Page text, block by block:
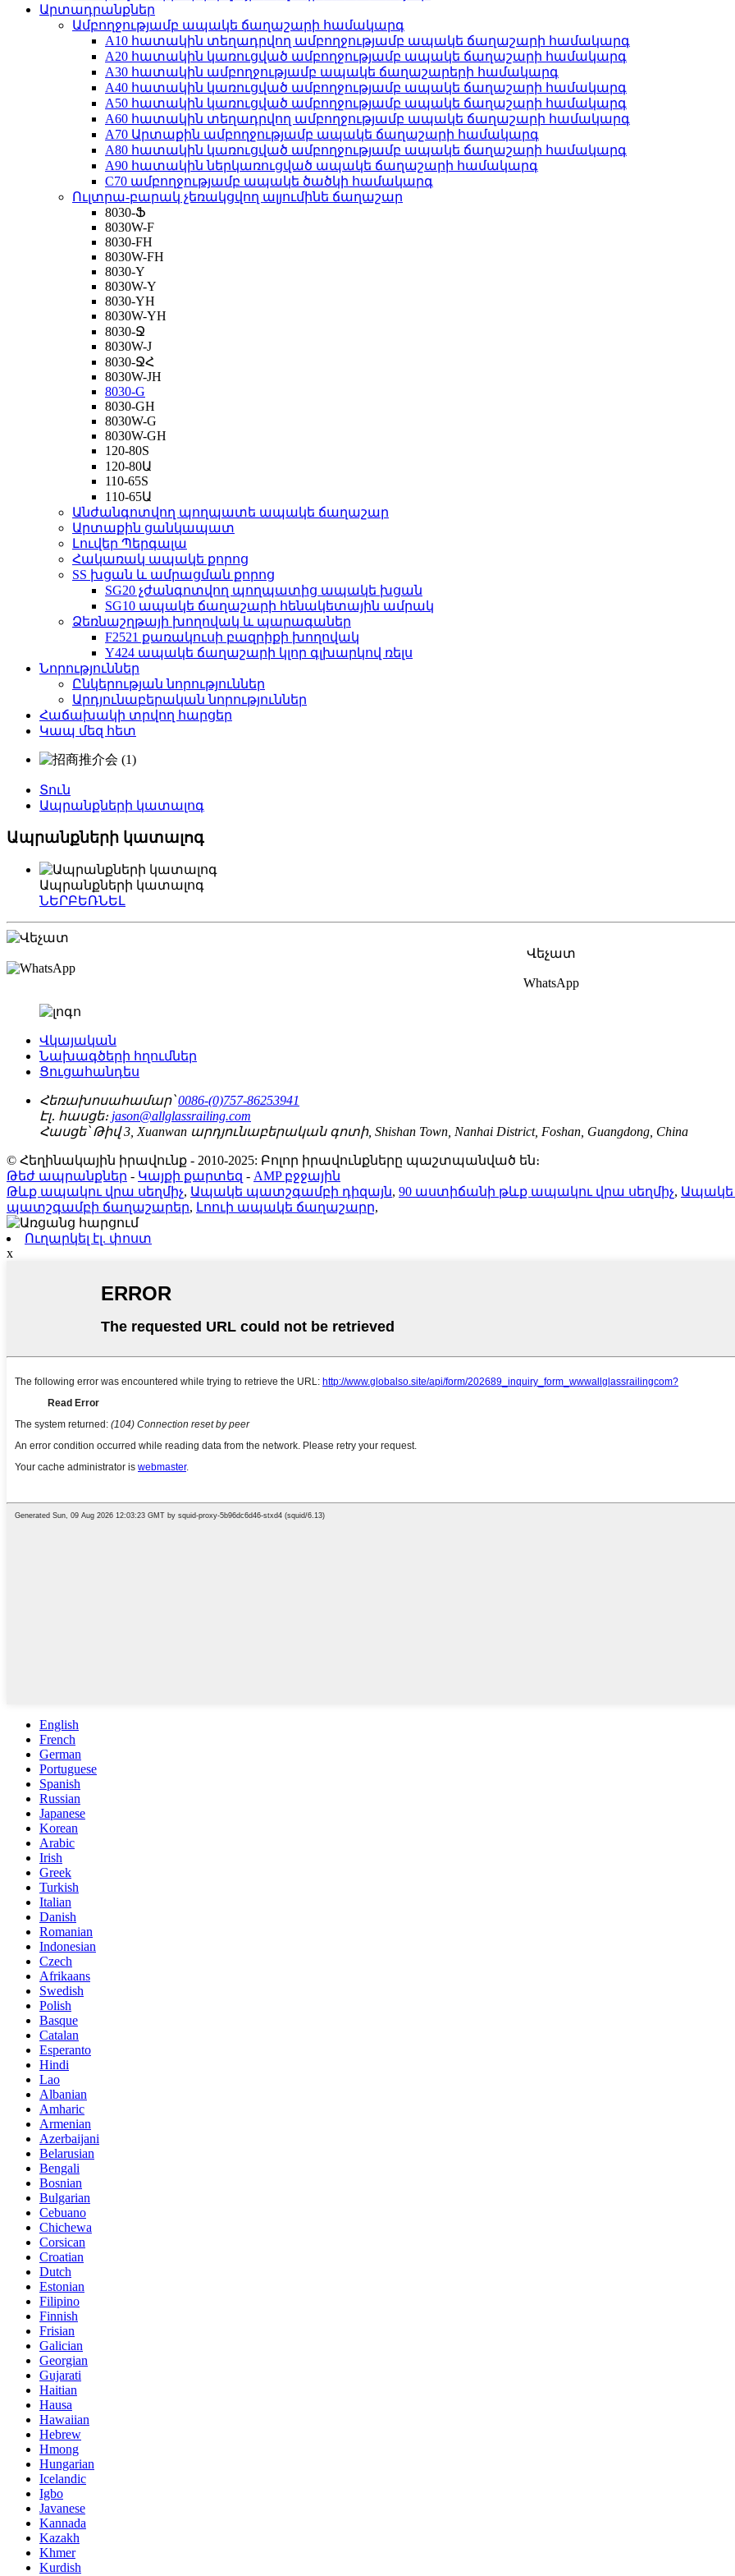
Արտադրանքներ
Ամբողջությամբ ապակե ճաղաշարի համակարգ
A10 հատակին տեղադրվող ամբողջությամբ ապակե ճաղաշարի համակարգ
A20 հատակին կառուցված ամբողջությամբ ապակե ճաղաշարի համակարգ
A30 հատակին ամբողջությամբ ապակե ճաղաշարերի համակարգ
A40 հատակին կառուցված ամբողջությամբ ապակե ճաղաշարի համակարգ
A50 հատակին կառուցված ամբողջությամբ ապակե ճաղաշարի համակարգ
A60 հատակին տեղադրվող ամբողջությամբ ապակե ճաղաշարի համակարգ
A70 Արտաքին ամբողջությամբ ապակե ճաղաշարի համակարգ
A80 հատակին կառուցված ամբողջությամբ ապակե ճաղաշարի համակարգ
A90 հատակին ներկառուցված ապակե ճաղաշարի համակարգ
C70 ամբողջությամբ ապակե ծածկի համակարգ
Ուլտրա-բարակ չեռակցվող ալյումինե ճաղաշար
8030-Ֆ
8030W-F
8030-FH
8030W-FH
8030-Y
8030W-Y
8030-YH
8030W-YH
8030-Ջ
8030W-J
8030-ՋՀ
8030W-JH
8030-G
8030-GH
8030W-G
8030W-GH
120-80S
120-80Ա
110-65S
110-65Ա
Անժանգոտվող պողպատե ապակե ճաղաշար
Արտաքին ցանկապատ
Լուվեր Պերգալա
Հակառակ ապակե քորոց
SS խցան և ամրացման քորոց
SG20 չժանգոտվող պողպատից ապակե խցան
SG10 ապակե ճաղաշարի հենակետային ամրակ
Ձեռնաշղթայի խողովակ և պարագաներ
F2521 քառակուսի բազրիքի խողովակ
Y424 ապակե ճաղաշարի կլոր գլխարկով ռելս
Նորություններ
Ընկերության նորություններ
Արդյունաբերական նորություններ
Հաճախակի տրվող հարցեր
Կապ մեզ հետ
Տուն
Ապրանքների կատալոգ
Ապրանքների կատալոգ
Ապրանքների կատալոգ
ՆԵՐԲԵՌՆԵԼ
Վեչատ
WhatsApp
Վկայական
Նախագծերի հղումներ
Ցուցահանդես
Հեռախոսահամար՝ 0086-(0)757-86253941
Էլ․ հասցե։ jason@allglassrailing.com
Հասցե՝ Թիվ 3, Xuanwan արդյունաբերական գոտի, Shishan Town, Nanhai District, Foshan, Guangdong, China
© Հեղինակային իրավունք - 2010-2025: Բոլոր իրավունքները պաշտպանված են։
Թեժ ապրանքներ - Կայքի քարտեզ - AMP բջջային
Թևք ապակու վրա սեղմիչ, Ապակե պատշգամբի դիզայն, 90 աստիճանի թևք ապակու վրա սեղմիչ,
պատշգամբի ճաղաշարեր, Լոուի ապակե ճաղաշարը,
Ուղարկել էլ. փոստ
x
English
French
German
Portuguese
Spanish
Russian
Japanese
Korean
Arabic
Irish
Greek
Turkish
Italian
Danish
Romanian
Indonesian
Czech
Afrikaans
Swedish
Polish
Basque
Catalan
Esperanto
Hindi
Lao
Albanian
Amharic
Armenian
Azerbaijani
Belarusian
Bengali
Bosnian
Bulgarian
Cebuano
Chichewa
Corsican
Croatian
Dutch
Estonian
Filipino
Finnish
Frisian
Galician
Georgian
Gujarati
Haitian
Hausa
Hawaiian
Hebrew
Hmong
Hungarian
Icelandic
Igbo
Javanese
Kannada
Kazakh
Khmer
Kurdish